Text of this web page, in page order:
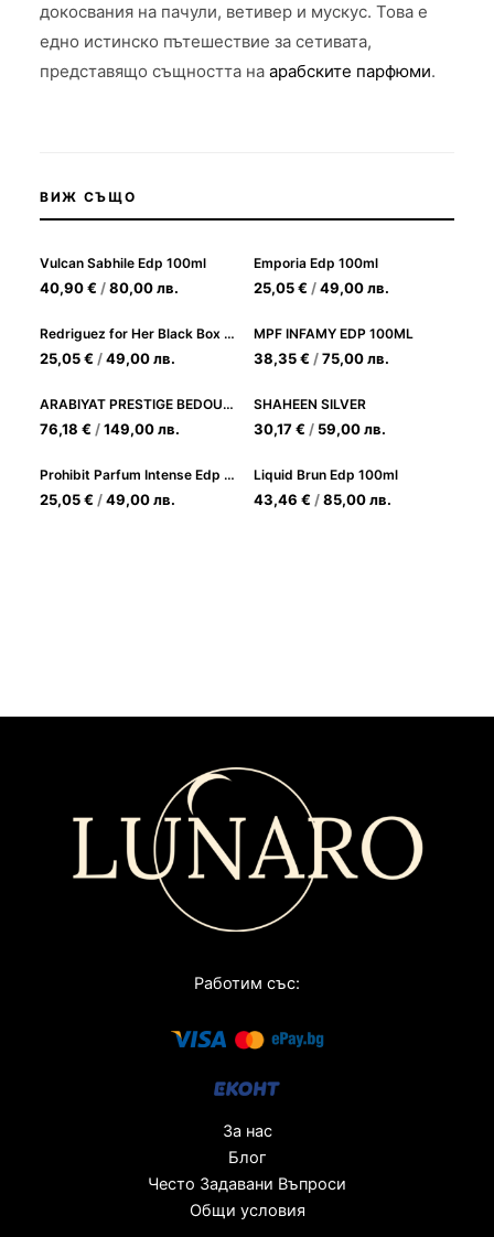
докосвания на пачули, ветивер и мускус. Това е
едно истинско пътешествие за сетивата,
представящо същността на арабските парфюми.
ВИЖ СЪЩО
Vulcan Sabhile Edp 100ml
40,90€ /80,00лв.
Emporia Edp 100ml
25,05€ /49,00лв.
Redriguez for Her Black Box Edp 100ml
25,05€ /49,00лв.
MPF INFAMY EDP 100ML
38,35€ /75,00лв.
ARABIYAT PRESTIGE BEDOUR EXTRAIT EDP 100ML
76,18 € /149,00лв.
SHAHEEN SILVER
30,17€ / 59,00лв.
Prohibit Parfum Intense Edp 100ml
25,05€ /49,00лв.
Liquid Brun Edp 100ml
43,46 € /85,00лв.
Работим със:
За нас
Блог
Често Задавани Въпроси
Общи условия